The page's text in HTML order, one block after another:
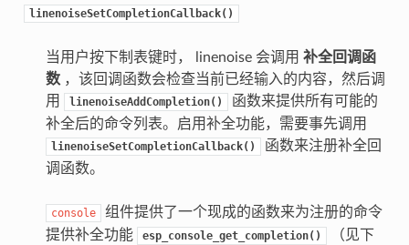
linenoiseSetCompletionCallback()
当用户按下制表键时， linenoise 会调用 补全回调函
数，该回调函数会检查当前已经输入的内容，然后调
用
linenoiseAddCompletion()
函数来提供所有可能的
补全后的命令列表。启用补全功能，需要事先调用
linenoiseSetCompletionCallback()
函数来注册补全回
调函数。
console
组件提供了一个现成的函数来为注册的命令
提供补全功能
esp_console_get_completion()
（见下